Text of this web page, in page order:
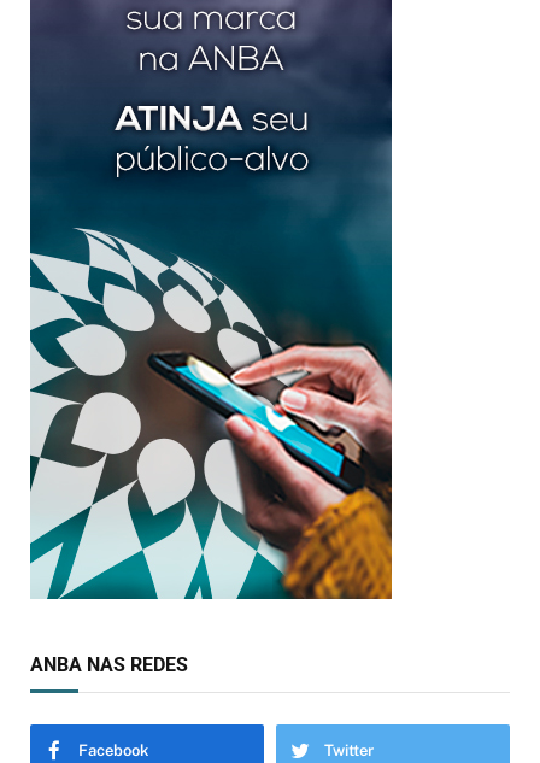
ANBA NAS REDES
Facebook Twitter